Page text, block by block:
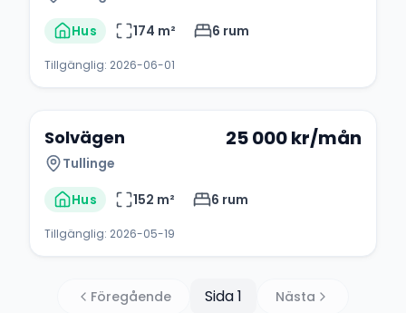
Hus 174 m² 6 rum
Tillgänglig: 2026-06-01
Solvägen
Tullinge
25 000kr/mån
Hus 152 m² 6 rum
Tillgänglig: 2026-05-19
Föregående Sida1 Nästa